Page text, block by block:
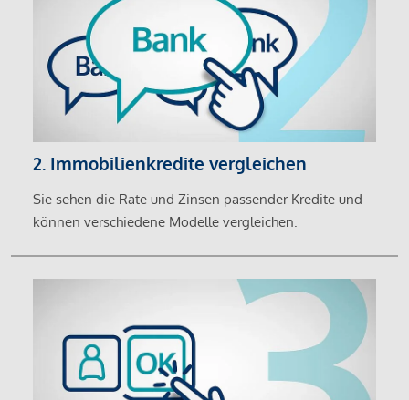
2. Immobilienkredite vergleichen
Sie sehen die Rate und Zinsen passender Kredite und
können verschiedene Modelle vergleichen.